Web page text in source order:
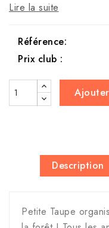
Lire la suite
Référence:
Prix club :
Description
Petite Taupe